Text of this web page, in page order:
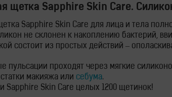
щетка Sapphire Skin Care.
Sapphire Skin Care для лица и тела
не склонен к накоплению бактерий,
состоит из простых действий –
пульсации проходят через мягкие
макияжа или себума.
Sapphire Skin Care целых 1200 щетинок!